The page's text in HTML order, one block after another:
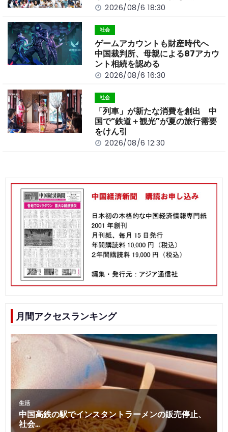
2026/08/6 18:30
社会
ゲームアカウントも財産時代へ
中国裁判所、母親による87アカウ
ント相続を認める
2026/08/6 16:30
社会
「列車」が新たな消費を創出 中
国で“鉄道＋観光”が夏の旅行需要
をけん引
2026/08/6 12:30
月間アクセスランキング